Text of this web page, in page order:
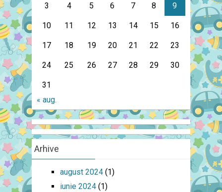
3 4 5 6 7 8 9
10 11 12 13 14 15 16
17 18 19 20 21 22 23
24 25 26 27 28 29 30
31
« aug.
Arhive
august 2024(1)
iunie 2024(1)